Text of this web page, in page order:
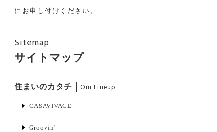
にお申し付けください。
Sitemap
サイトマップ
住まいのカタチ Our Lineup
CASAVIVACE
Groovin'